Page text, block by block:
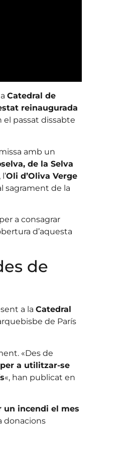
Catedral de
reinaugurada
passat dissabte
amb un
de la Selva
Oli d’Oliva Verge
sagrament de la
a consagrar
d’aquesta
de
a la Catedral
de París
«Des de
a utilitzar-se
«, han publicat en
un incendi el mes
donacions